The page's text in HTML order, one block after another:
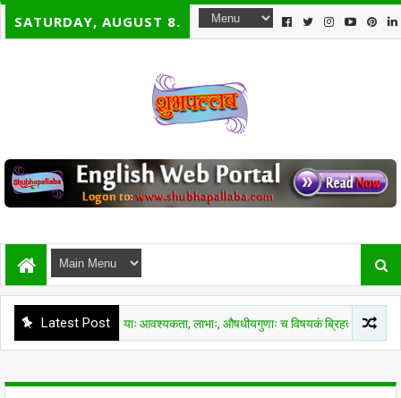
SATURDAY, AUGUST 8.
Latest Post
पौधयानां सभ्यतायाः आवश्यकता, लाभाः, औषधीयगुणाः च विषयकं ब्रिहत्संहितायाः आयुर्वेदे